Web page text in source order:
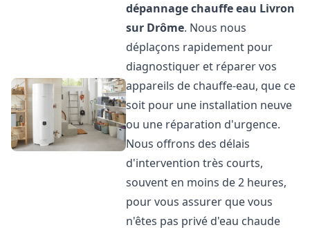
dépannage chauffe eau Livron
sur Drôme. Nous nous
déplaçons rapidement pour
diagnostiquer et réparer vos
appareils de chauffe-eau, que ce
soit pour une installation neuve
ou une réparation d'urgence.
Nous offrons des délais
d'intervention très courts,
souvent en moins de 2 heures,
pour vous assurer que vous
n'êtes pas privé d'eau chaude